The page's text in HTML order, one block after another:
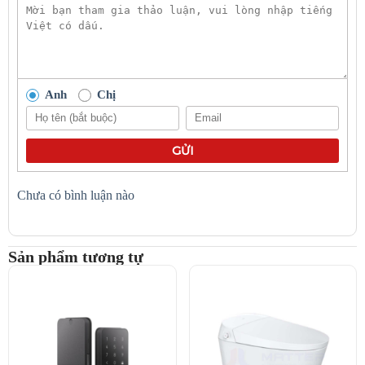
pháp bảo vệ phù hợp dành riêng cho từng đối tượng trẻ/
người cao tuổi.
Người nuôi thú cưng, yêu thích động vật
Giúp xác định vị trí chính xác của thú cưng khi chúng đi lạc
để có thể tìm kiếm nhanh chóng. Không còn tình trạng mất
nhiều thời gian, công sức đi tìm khắp nơi như trước đây.
Ngăn chặn việc thú cưng bị bắt cóc hoặc đánh cắp bởi những
kẻ xấu nhờ theo dõi liên tục vị trí. Có thể kịp thời phát hiện
và giải cứu thú cưng.
Giúp xác định được phạm vi di chuyển và những nơi mà thú
Công ty cho thuê xe/Cá nhân sở hữu nhiều xe
trình.
Kịp thời phát hiện và xử lý khi có dấu hiệu mất cắp, trộm xe.
Có thể nhanh chóng định vị vị trí của xe để thu hồi.
Anh Chị
GỬI
Chưa có bình luận nào
Sản phẩm tương tự